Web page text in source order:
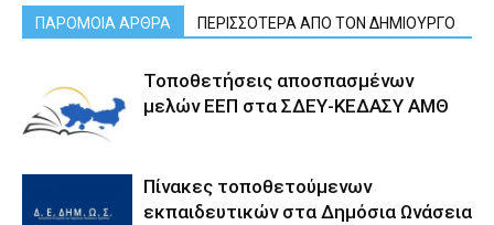
ΠΑΡΟΜΟΙΑ ΑΡΘΡΑ ΠΕΡΙΣΣΟΤΕΡΑ ΑΠΟ ΤΟΝ ΔΗΜΙΟΥΡΓΟ
Τοποθετήσεις αποσπασμένων
μελών ΕΕΠ στα ΣΔΕΥ-ΚΕΔΑΣΥ ΑΜΘ
Πίνακες τοποθετούμενων
εκπαιδευτικών στα Δημόσια Ωνάσεια